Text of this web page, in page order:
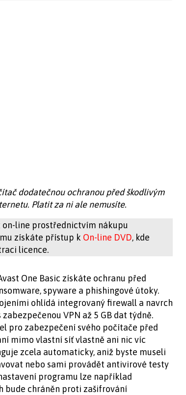
dodatečnou ochranou před škodlivým
Platit za ni ale nemusíte.
line prostřednictvím nákupu
získáte přístup k On-line DVD, kde
licence.
One Basic získáte ochranu před
spyware a phishingové útoky.
ohlídá integrovaný firewall a navrch
VPN až 5 GB dat týdně.
pro zabezpečení svého počítače před
mimo vlastní síť vlastně ani nic víc
zcela automaticky, aniž byste museli
nebo sami provádět antivirové testy
programu lze například
bude chráněn proti zašifrování